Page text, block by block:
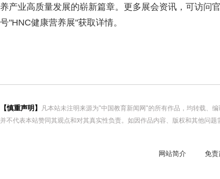
养产业高质量发展的崭新篇章。更多展会资讯，可访问
号"HNC健康营养展"获取详情。
【慎重声明】
凡本站未注明来源为"中国教育新闻网"的所有作品，均转载、
并不代表本站赞同其观点和对其真实性负责。如因作品内容、版权和其他问
网站简介 免责